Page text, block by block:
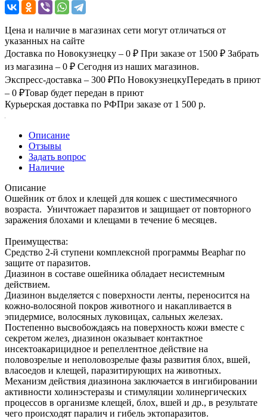
Цена и наличие в магазинах сети могут отличаться от
указанных на сайте
Доставка по Новокузнецку – 0 ₽ При заказе от 1500 ₽ Забрать
из магазина – 0 ₽ Сегодня из наших магазинов.
Экспресс-доставка – 300 ₽По НовокузнецкуПередать в приют
– 0 ₽Товар будет передан в приют
Курьерская доставка по РФПри заказе от 1 500 р.
Описание
Отзывы
Задать вопрос
Наличие
Описание
Ошейник от блох и клещей для кошек с шестимесячного
возраста. Уничтожает паразитов и защищает от повторного
заражения блохами и клещами в течение 6 месяцев.
Преимущества:
Средство 2-й ступени комплексной программы Beaphar по
защите от паразитов.
Диазинон в составе ошейника обладает несистемным
действием.
Диазинон выделяется с поверхности ленты, переносится на
кожно-волосяной покров животного и накапливается в
эпидермисе, волосяных луковицах, сальных железах.
Постепенно высвобождаясь на поверхность кожи вместе с
секретом желез, диазинон оказывает контактное
инсектоакарицидное и репеллентное действие на
половозрелые и неполовозрелые фазы развития блох, вшей,
власоедов и клещей, паразитирующих на животных.
Механизм действия диазинона заключается в ингибировании
активности холинэстеразы и стимуляции холинергических
процессов в организме клещей, блох, вшей и др., в результате
чего происходят паралич и гибель эктопаразитов.